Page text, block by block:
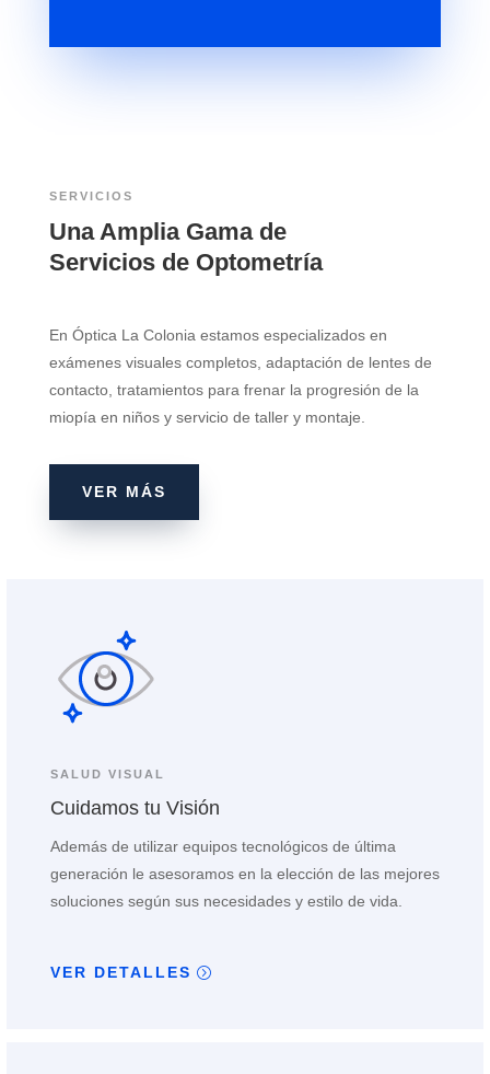
SERVICIOS
Una Amplia Gama de
Servicios de Optometría
En Óptica La Colonia estamos especializados en
exámenes visuales completos, adaptación de lentes de
contacto, tratamientos para frenar la progresión de la
miopía en niños y servicio de taller y montaje.
VER MÁS
SALUD VISUAL
Cuidamos tu Visión
Además de utilizar equipos tecnológicos de última
generación le asesoramos en la elección de las mejores
soluciones según sus necesidades y estilo de vida.
VER DETALLES